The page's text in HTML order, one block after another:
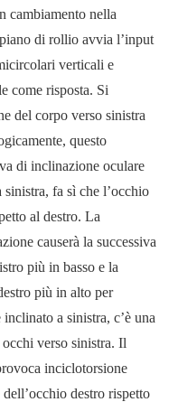
cambiamento nella
di rollio avvia l’input
verticali e
come risposta. Si
del corpo verso sinistra
questo
di inclinazione oculare
fa sì che l’occhio
al destro. La
causerà la successiva
più in basso e la
più in alto per
a sinistra, c’è una
verso sinistra. Il
inciclotorsione
destro rispetto